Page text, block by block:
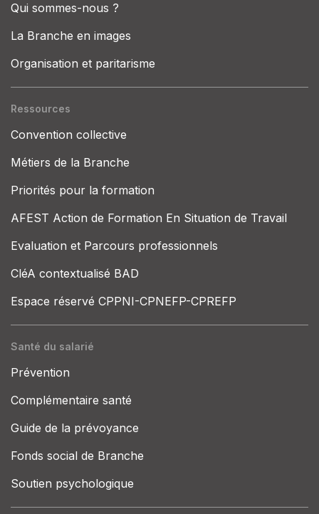
Qui sommes-nous ?
La Branche en images
Organisation et paritarisme
Ressources
Convention collective
Métiers de la Branche
Priorités pour la formation
AFEST Action de Formation En Situation de Travail
Evaluation et Parcours professionnels
CléA contextualisé BAD
Espace réservé CPPNI-CPNEFP-CPREFP
Santé du salarié
Prévention
Complémentaire santé
Guide de la prévoyance
Fonds social de Branche
Soutien psychologique